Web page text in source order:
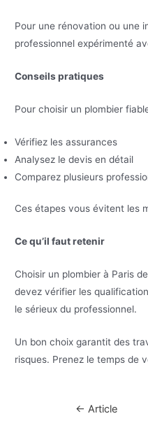
Pour une rénovation ou une
professionnel expérimenté
Conseils pratiques
Pour choisir un plombier
Vérifiez les assurances
Analysez le devis en détail
Comparez plusieurs
Ces étapes vous évitent les
Ce qu’il faut retenir
Choisir un plombier à Paris
devez vérifier les
le sérieux du professionnel.
Un bon choix garantit des
risques. Prenez le temps de
Navigation← Article